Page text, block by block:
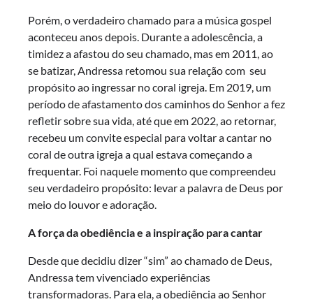
Porém, o verdadeiro chamado para a música gospel
aconteceu anos depois. Durante a adolescência, a
timidez a afastou do seu chamado, mas em 2011, ao
se batizar, Andressa retomou sua relação com seu
propósito ao ingressar no coral igreja. Em 2019, um
período de afastamento dos caminhos do Senhor a fez
refletir sobre sua vida, até que em 2022, ao retornar,
recebeu um convite especial para voltar a cantar no
coral de outra igreja a qual estava começando a
frequentar. Foi naquele momento que compreendeu
seu verdadeiro propósito: levar a palavra de Deus por
meio do louvor e adoração.
A força da obediência e a inspiração para cantar
Desde que decidiu dizer “sim” ao chamado de Deus,
Andressa tem vivenciado experiências
transformadoras. Para ela, a obediência ao Senhor